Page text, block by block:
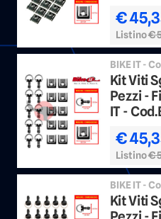
€
Listino€
BIKE IT -
Kit Viti
Pezzi -
IT -
€
Listino€
BIKE IT -
Kit Viti